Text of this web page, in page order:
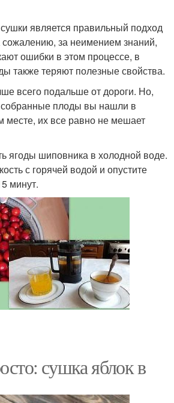
является правильный подход
сожалению, за неимением знаний,
ошибки в этом процессе, в
также теряют полезные свойства.
всего подальше от дороги. Но,
собранные плоды вы нашли в
месте, их все равно не мешает
ягоды шиповника в холодной воде.
с горячей водой и опустите
минут.
сушка яблок в